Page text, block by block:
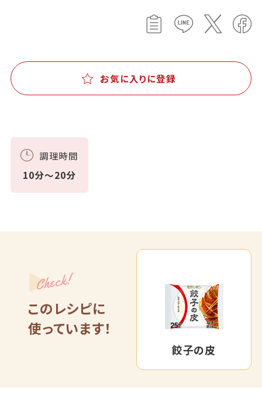
お気に入りに登録
調理時間
10分～20分
Check!
このレシピに
使っています！
餃子の皮